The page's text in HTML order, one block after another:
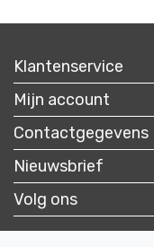
Klantenservice
Mijn account
Contactgegevens
Nieuwsbrief
Volg ons